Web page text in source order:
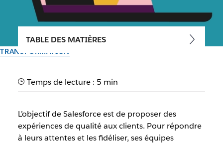
TRANSFORMATION
Découvrez le secret de la
Slack permet aux agents d’assistance d’accélérer la
collaboration et le partage des connaissances
TABLE DES MATIÈRES
Temps de lecture : 5 min
L’objectif de Salesforce est de proposer des
expériences de qualité aux clients. Pour répondre
à leurs attentes et les fidéliser, ses équipes